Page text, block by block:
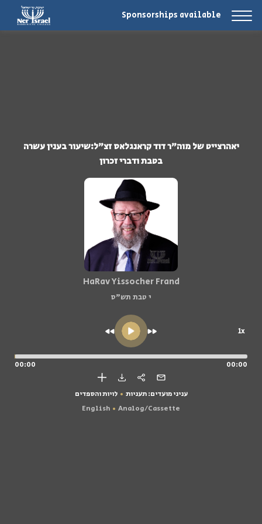
Sponsorships available
יאהרצייט של מוה"ר דוד קראנגלאס זצ"ל:שיעור בענין עשרה
בטבת ודברי זכרון
HaRav Yissocher Frand
י טבת תש"ס
1x
00:00 00:00
לויות והספדים
עניני מועדים: תעניות
English
Analog/Cassette